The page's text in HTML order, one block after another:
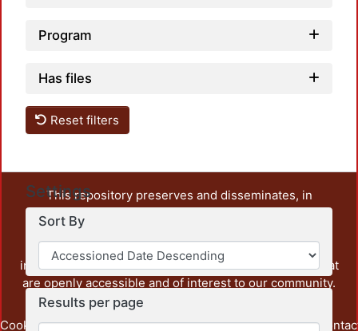
Program
Has files
Reset filters
Settings
Sort By
Results per page
This repository preserves and disseminates, in
unrestricted open access, the teaching and research
output of UAM Azcapotzalco. It also includes some
administrative and graphic documents from the
institution, as well as content from other institutions that
are openly accessible and of interest to our community.
Cookie Privacy End User Send